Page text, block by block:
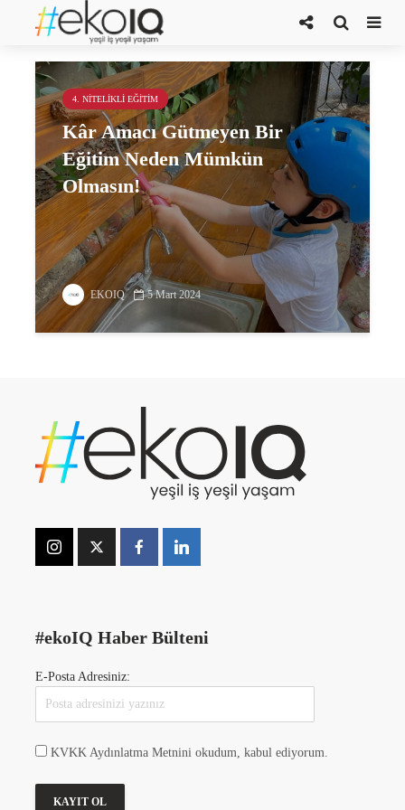
Ekim Işık Coşkun Çakır
4. NITELIKLI EĞITIM
Kâr Amacı Gütmeyen Bir
Eğitim Neden Mümkün
Olmasın!
EKOIQ 5 Mart 2024
#ekoIQ Haber Bülteni
E-Posta Adresiniz:
KVKK Aydınlatma Metnini okudum, kabul ediyorum.